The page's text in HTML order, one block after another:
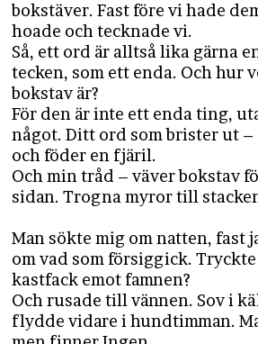
bokstäver. Fast före vi hade
hoade och tecknade vi.
Så, ett ord är alltså lika gärna
tecken, som ett enda. Och hur
bokstav är?
För den är inte ett enda ting,
något. Ditt ord som brister ut –
och föder en fjäril.
Och min tråd – väver bokstav
sidan. Trogna myror till
Man sökte mig om natten, fast
om vad som försiggick.
kastfack emot famnen?
Och rusade till vännen. Sov i
flydde vidare i hundtimman.